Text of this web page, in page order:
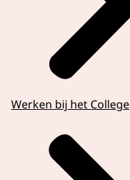
Werken bij het College